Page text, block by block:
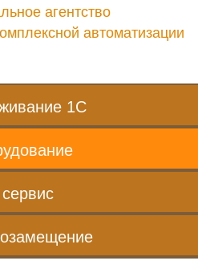
агентство
автоматизации
1С